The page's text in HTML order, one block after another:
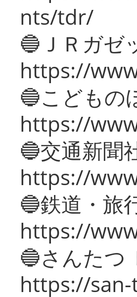
nts/tdr/
🔵ＪＲガゼ
https://
🔵こどもの
https://
🔵交通新聞
https://
🔵鉄道・旅
https://
🔵さんたつ
https://